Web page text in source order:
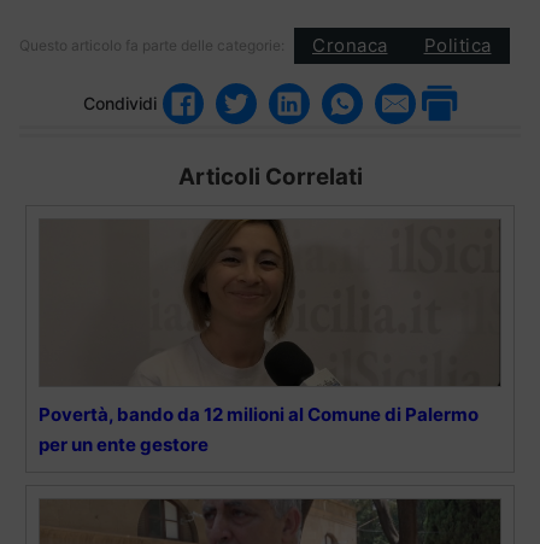
Questo articolo fa parte delle categorie: Cronaca Politica
Condividi
Articoli Correlati
Povertà, bando da 12 milioni al Comune di Palermo
per un ente gestore